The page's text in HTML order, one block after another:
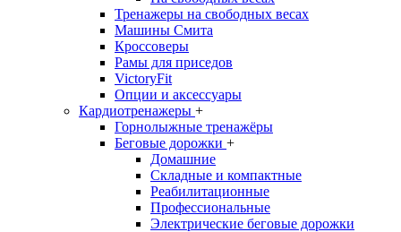
Тренажеры на свободных весах
Машины Смита
Кроссоверы
Рамы для приседов
VictoryFit
Опции и аксессуары
Кардиотренажеры +
Горнолыжные тренажёры
Беговые дорожки +
Домашние
Складные и компактные
Реабилитационные
Профессиональные
Электрические беговые дорожки